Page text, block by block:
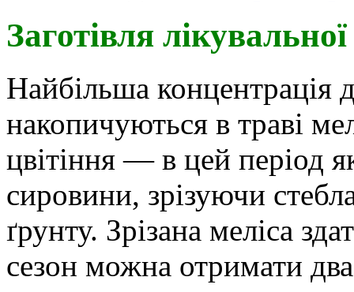
Заготівля
Найбільша концентрація
накопичуються в траві
цвітіння — в цей період
сировини, зрізуючи
ґрунту. Зрізана меліса
сезон можна отримати